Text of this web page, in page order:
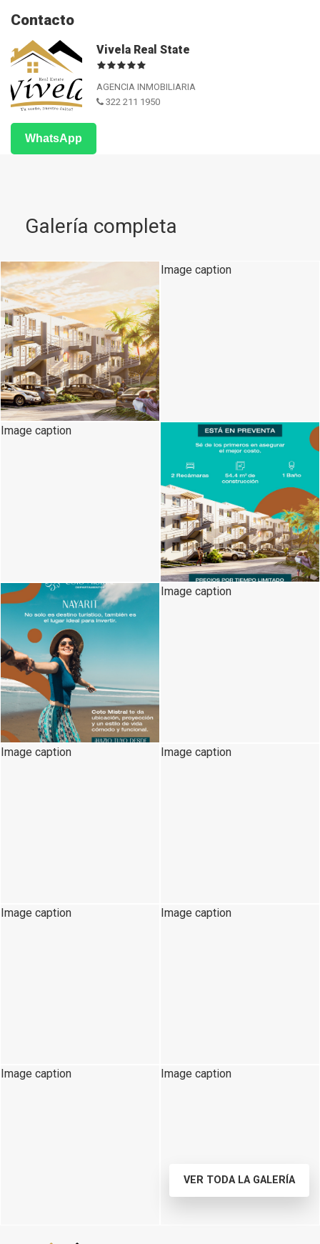
Contacto
Vivela Real State
AGENCIA INMOBILIARIA
322 211 1950
WhatsApp
Galería completa
Image caption Image caption
Image caption Image caption
Image caption Image caption
Image caption Image caption
Image caption Image caption
Image caption Image caption
VER TODA LA GALERÍA